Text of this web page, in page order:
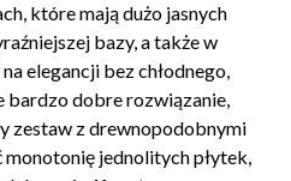
które mają dużo jasnych
bazy, a także w
elegancji bez chłodnego,
bardzo dobre rozwiązanie,
zestaw z drewnopodobnymi
jednolitych płytek,